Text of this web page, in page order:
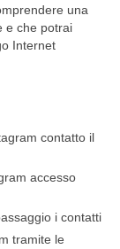
una
e che potrai
Internet
contatto il
accesso
i contatti
tramite le